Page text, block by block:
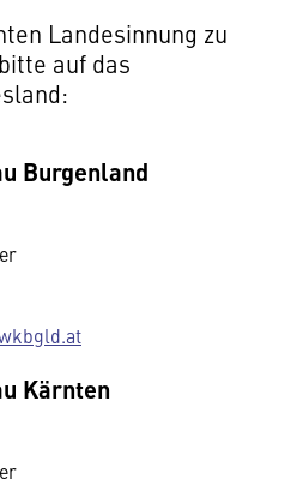
Landesinnung zu
auf das
Burgenland
Kärnten